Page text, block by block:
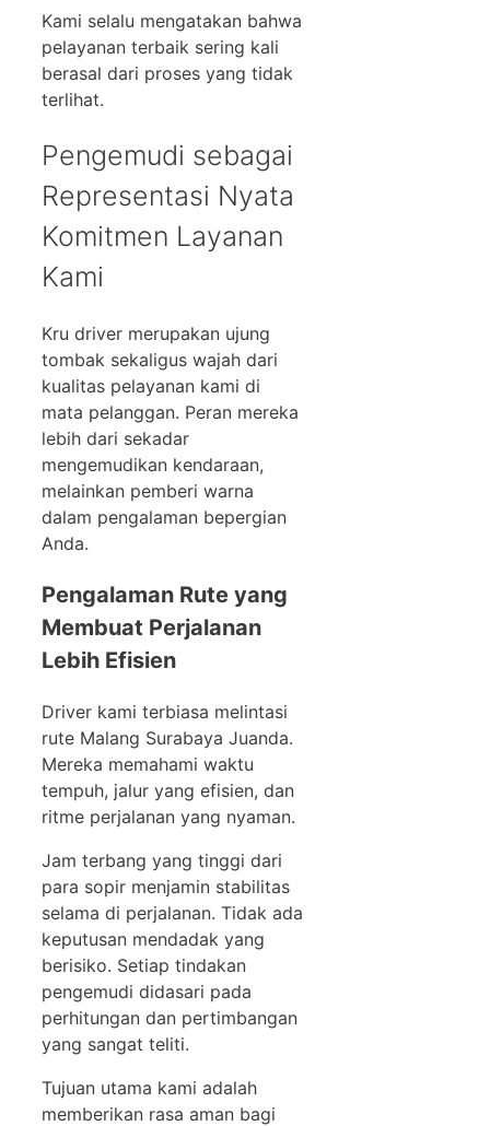
Kami selalu mengatakan bahwa
pelayanan terbaik sering kali
berasal dari proses yang tidak
terlihat.
Pengemudi sebagai
Representasi Nyata
Komitmen Layanan
Kami
Kru driver merupakan ujung
tombak sekaligus wajah dari
kualitas pelayanan kami di
mata pelanggan. Peran mereka
lebih dari sekadar
mengemudikan kendaraan,
melainkan pemberi warna
dalam pengalaman bepergian
Anda.
Pengalaman Rute yang
Membuat Perjalanan
Lebih Efisien
Driver kami terbiasa melintasi
rute Malang Surabaya Juanda.
Mereka memahami waktu
tempuh, jalur yang efisien, dan
ritme perjalanan yang nyaman.
Jam terbang yang tinggi dari
para sopir menjamin stabilitas
selama di perjalanan. Tidak ada
keputusan mendadak yang
berisiko. Setiap tindakan
pengemudi didasari pada
perhitungan dan pertimbangan
yang sangat teliti.
Tujuan utama kami adalah
memberikan rasa aman bagi